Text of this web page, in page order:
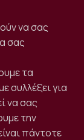
να σας
σας
τα
συλλέξει για
να σας
την
πάντοτε